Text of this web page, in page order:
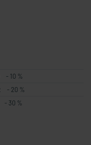
- 10 %
- 20 %
- 30 %